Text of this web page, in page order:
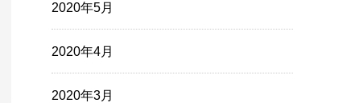
2020年5月
2020年4月
2020年3月